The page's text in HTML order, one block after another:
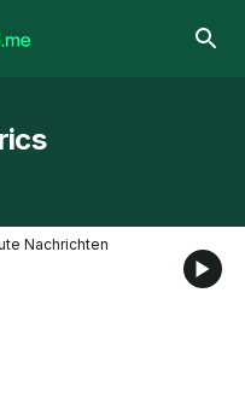
Nachrichten